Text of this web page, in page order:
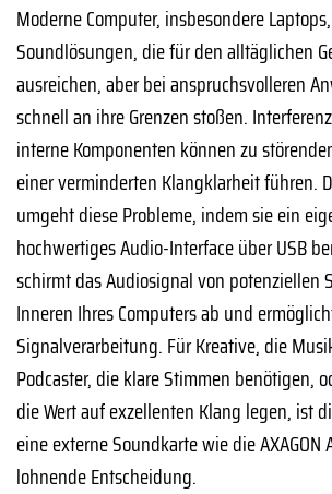
Moderne Computer, insbesondere
Soundlösungen, die für den alltäglichen
ausreichen, aber bei anspruchsvolleren
schnell an ihre Grenzen stoßen.
interne Komponenten können zu
einer verminderten Klangklarheit führen.
umgeht diese Probleme, indem sie ein
hochwertiges Audio-Interface über USB
schirmt das Audiosignal von potenziellen
Inneren Ihres Computers ab und
Signalverarbeitung. Für Kreative, die
Podcaster, die klare Stimmen benötigen,
die Wert auf exzellenten Klang legen, ist
eine externe Soundkarte wie die AXAGON
lohnende Entscheidung.